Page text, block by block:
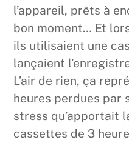
l’appareil, prêts à
bon moment… Et
ils utilisaient une
lançaient
L’air de rien, ça
heures perdues par
stress qu’apportait
cassettes de 3